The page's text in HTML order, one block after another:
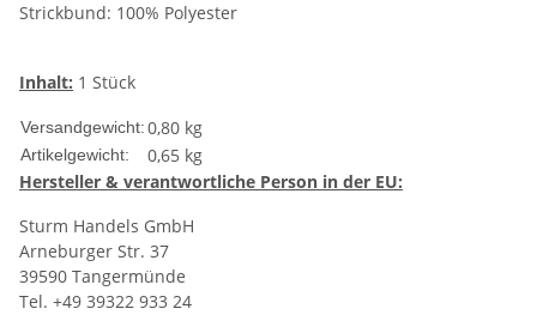
Strickbund: 100% Polyester
Inhalt: 1 Stück
Versandgewicht:0,80 kg
Artikelgewicht: 0,65 kg
Hersteller & verantwortliche Person in der EU:
Sturm Handels GmbH
Arneburger Str. 37
39590 Tangermünde
Tel. +49 39322 933 24